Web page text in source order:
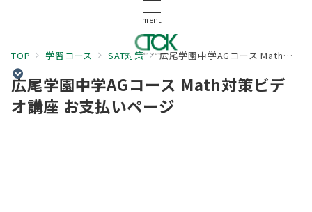
menu
TOP 学習コース SAT対策 広尾学園中学AGコース Math対策ビデオ講座 お支払いページ
広尾学園中学AGコース Math対策ビデ
オ講座 お支払いページ